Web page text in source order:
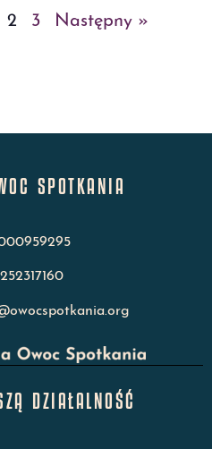
2 3 Następny »
SPOTKANIA
DZIAŁALNOŚĆ